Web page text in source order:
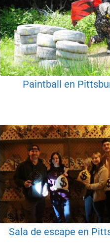
Paintball en
Sala de escape en